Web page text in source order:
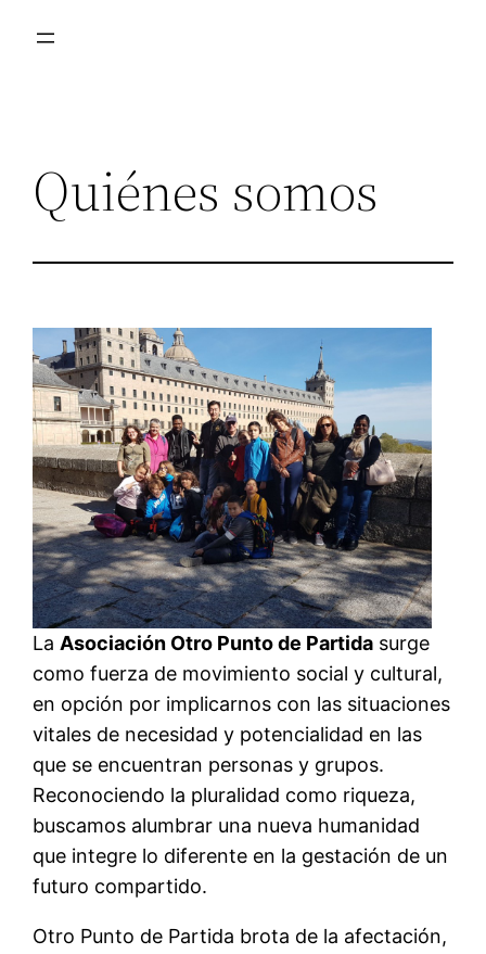
Quiénes somos
La Asociación Otro Punto de Partida surge
como fuerza de movimiento social y cultural,
en opción por implicarnos con las situaciones
vitales de necesidad y potencialidad en las
que se encuentran personas y grupos.
Reconociendo la pluralidad como riqueza,
buscamos alumbrar una nueva humanidad
que integre lo diferente en la gestación de un
futuro compartido.
Otro Punto de Partida brota de la afectación,